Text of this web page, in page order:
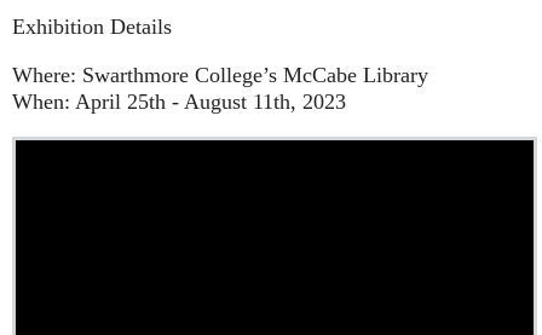
Exhibition Details
Where: Swarthmore College’s McCabe Library
When: April 25th - August 11th, 2023